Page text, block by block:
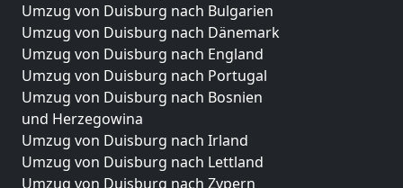
Umzug von Duisburg nach Bulgarien
Umzug von Duisburg nach Dänemark
Umzug von Duisburg nach England
Umzug von Duisburg nach Portugal
Umzug von Duisburg nach Bosnien
und Herzegowina
Umzug von Duisburg nach Irland
Umzug von Duisburg nach Lettland
Umzug von Duisburg nach Zypern